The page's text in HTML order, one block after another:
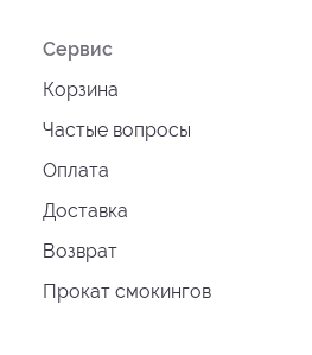
Сервис
Корзина
Частые вопросы
Оплата
Доставка
Возврат
Прокат смокингов